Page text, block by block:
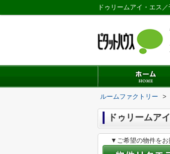
ドゥリームアイ・エス
ルームファクトリー >
ドゥリームア
▼ご希望の物件をお